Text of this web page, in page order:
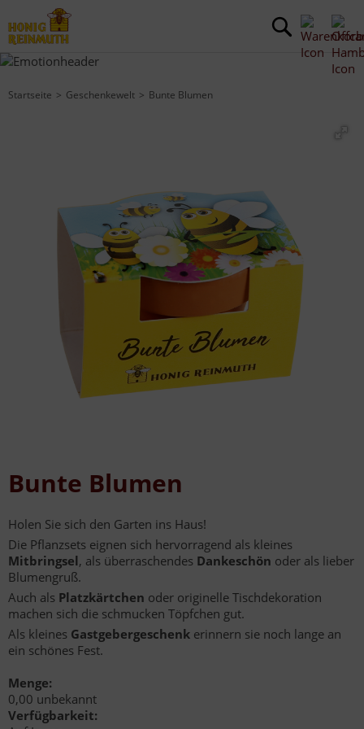
Startseite Geschenkewelt Bunte Blumen
Bunte Blumen
Holen Sie sich den Garten ins Haus!
Die Pflanzsets eignen sich hervorragend als kleines
Mitbringsel, als überraschendes Dankeschön oder als lieber
Blumengruß.
Auch als Platzkärtchen oder originelle Tischdekoration
machen sich die schmucken Töpfchen gut.
Als kleines Gastgebergeschenk erinnern sie noch lange an
ein schönes Fest.
Menge:
0,00 unbekannt
Verfügbarkeit: